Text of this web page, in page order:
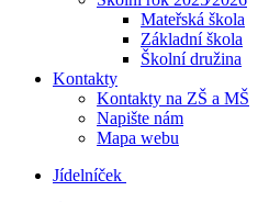
Mateřská škola
Základní škola
Školní družina
Kontakty
Kontakty na ZŠ a MŠ
Napište nám
Mapa webu
Jídelníček